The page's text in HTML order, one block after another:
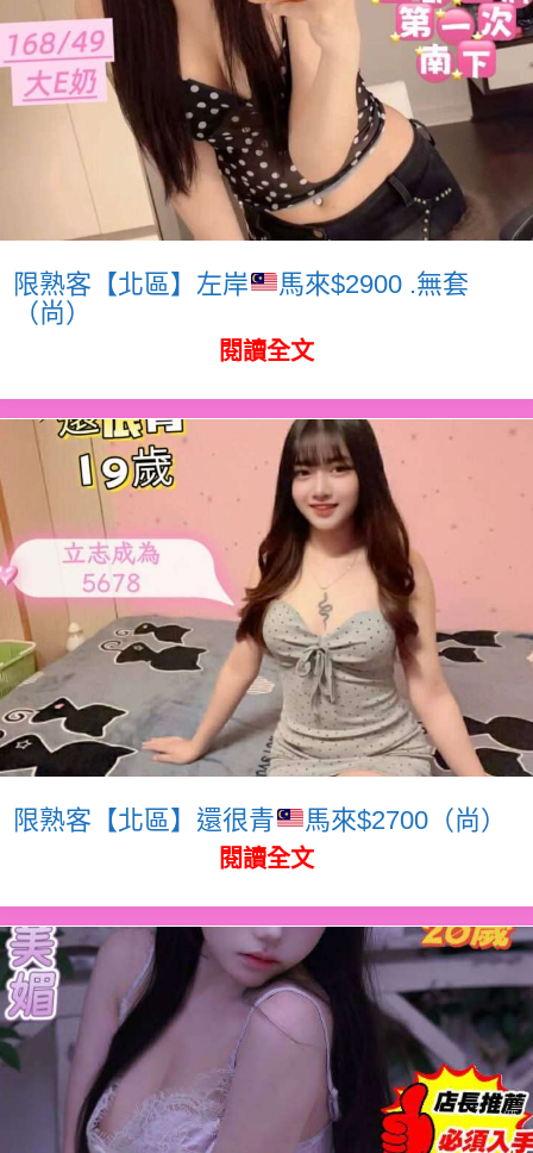
限熟客【北區】左岸
馬來$2900 .無套
（尚）
閱讀全文
限熟客【北區】還很青 馬來$2700（尚）
閱讀全文